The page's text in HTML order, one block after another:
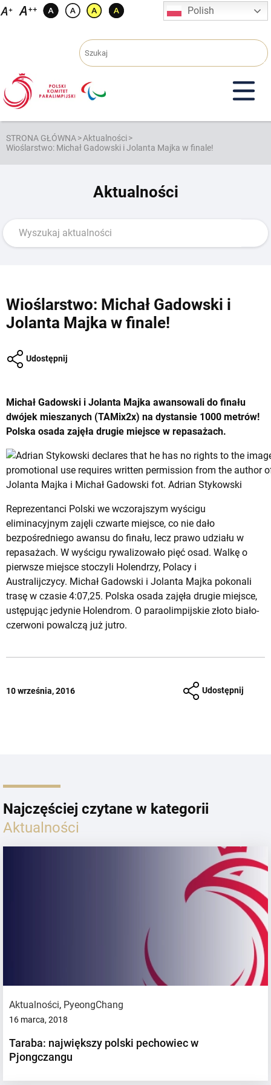
Przejdź
Polish
STRONA GŁÓWNA>Aktualności>
Wioślarstwo: Michał Gadowski i Jolanta Majka w finale!
Aktualności
Wioślarstwo: Michał Gadowski i
Jolanta Majka w finale!
Udostępnij
Michał Gadowski i Jolanta Majka awansowali do finału
dwójek mieszanych (TAMix2x) na dystansie 1000 metrów!
Polska osada zajęła drugie miejsce w repasażach.
Jolanta Majka i Michał Gadowski fot. Adrian Stykowski
Reprezentanci Polski we wczorajszym wyścigu
eliminacyjnym zajęli czwarte miejsce, co nie dało
bezpośredniego awansu do finału, lecz prawo udziału w
repasażach. W wyścigu rywalizowało pięć osad. Walkę o
pierwsze miejsce stoczyli Holendrzy, Polacy i
Australijczycy. Michał Gadowski i Jolanta Majka pokonali
trasę w czasie 4:07,25. Polska osada zajęła drugie miejsce,
ustępując jedynie Holendrom. O paraolimpijskie złoto biało-
czerwoni powalczą już jutro.
10 września, 2016 Udostępnij
Najczęściej czytane w kategorii
Aktualności
Aktualności, PyeongChang
16 marca, 2018
Taraba: największy polski pechowiec w
Pjongczangu